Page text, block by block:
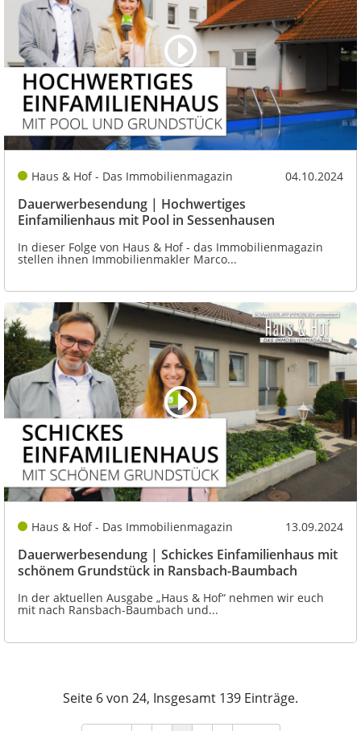
Haus & Hof - Das Immobilienmagazin 04.10.2024
Dauerwerbesendung | Hochwertiges
Einfamilienhaus mit Pool in Sessenhausen
In dieser Folge von Haus & Hof - das Immobilienmagazin
stellen ihnen Immobilienmakler Marco...
Haus & Hof - Das Immobilienmagazin 13.09.2024
Dauerwerbesendung | Schickes Einfamilienhaus mit
schönem Grundstück in Ransbach-Baumbach
In der aktuellen Ausgabe „Haus & Hof“ nehmen wir euch
mit nach Ransbach-Baumbach und...
Seite 6 von 24, Insgesamt 139 Einträge.